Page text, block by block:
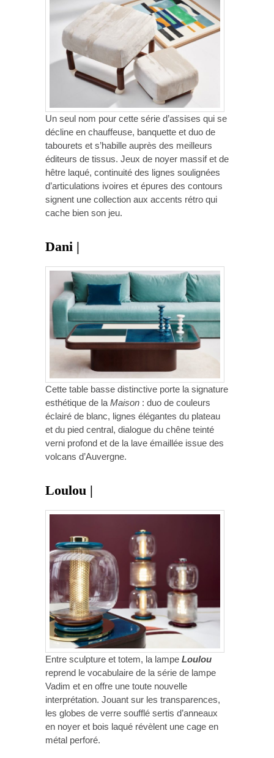
Un seul nom pour cette série d’assises qui se
décline en chauffeuse, banquette et duo de
tabourets et s’habille auprès des meilleurs
éditeurs de tissus. Jeux de noyer massif et de
hêtre laqué, continuité des lignes soulignées
d’articulations ivoires et épures des contours
signent une collection aux accents rétro qui
cache bien son jeu.
Dani |
Cette table basse distinctive porte la signature
esthétique de la Maison : duo de couleurs
éclairé de blanc, lignes élégantes du plateau
et du pied central, dialogue du chêne teinté
verni profond et de la lave émaillée issue des
volcans d’Auvergne.
Loulou |
Entre sculpture et totem, la lampe Loulou
reprend le vocabulaire de la série de lampe
Vadim et en offre une toute nouvelle
interprétation. Jouant sur les transparences,
les globes de verre soufflé sertis d’anneaux
en noyer et bois laqué révèlent une cage en
métal perforé.